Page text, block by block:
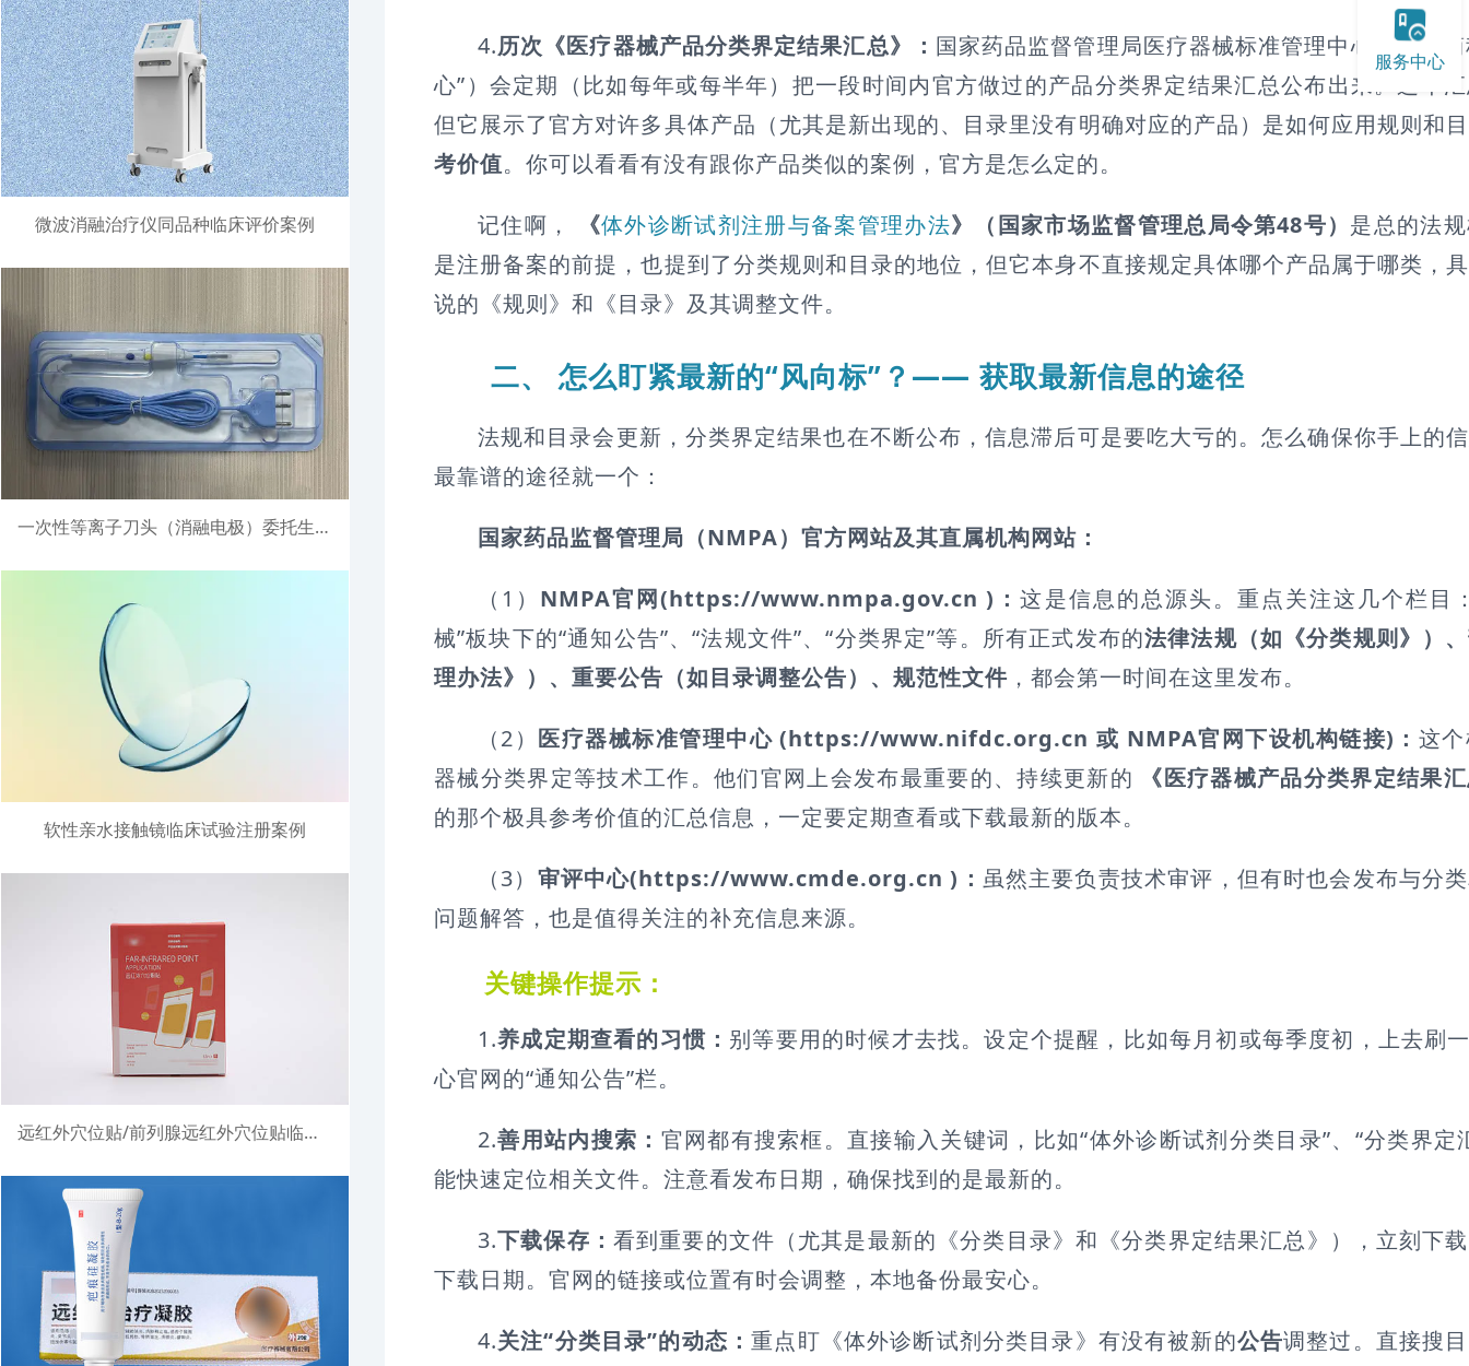
微波消融治疗仪同品种临床评价案例
一次性等离子刀头（消融电极）委托生产注册案例
软性亲水接触镜临床试验注册案例
远红外穴位贴/前列腺远红外穴位贴临床试验注册案例
4.历次《医疗器械产品分类界定结果汇总》： 国家药品监督管理局医疗器械标准管理中心（通常简
心”）会定期（比如每年或每半年）把一段时间内官方做过的产品分类界定结果汇总公布出来。这个
但它展示了官方对许多具体产品（尤其是新出现的、目录里没有明确对应的产品）是如何应用规则和
考价值。你可以看看有没有跟你产品类似的案例，官方是怎么定的。
记住啊， 《体外诊断试剂注册与备案管理办法》（国家市场监督管理总局令第48号） 是总的法
是注册备案的前提，也提到了分类规则和目录的地位，但它本身不直接规定具体哪个产品属于哪类，
说的《规则》和《目录》及其调整文件。
二、 怎么盯紧最新的“风向标”？—— 获取最新信息的途径
法规和目录会更新，分类界定结果也在不断公布，信息滞后可是要吃大亏的。怎么确保你手上的
最靠谱的途径就一个：
国家药品监督管理局（NMPA）官方网站及其直属机构网站：
（1） NMPA官网(https://www.nmpa.gov.cn )：这是信息的总源头。重点关注这几个栏目
械”板块下的“通知公告”、“法规文件”、“分类界定”等。所有正式发布的法律法规（如《分类规则》）
理办法》）、重要公告（如目录调整公告）、规范性文件 ，都会第一时间在这里发布。
（2） 医疗器械标准管理中心 (https://www.nifdc.org.cn 或 NMPA官网下设机构链接)： 这
器械分类界定等技术工作。他们官网上会发布最重要的、持续更新的
《医疗器械产品分类界定结果
的那个极具参考价值的汇总信息，一定要定期查看或下载最新的版本。
（3） 审评中心(https://www.cmde.org.cn )： 虽然主要负责技术审评，但有时也会发布与分
问题解答，也是值得关注的补充信息来源。
关键操作提示：
1.养成定期查看的习惯： 别等要用的时候才去找。设定个提醒，比如每月初或每季度初，上去刷
心官网的“通知公告”栏。
2.善用站内搜索： 官网都有搜索框。直接输入关键词，比如“体外诊断试剂分类目录”、“分类界定
能快速定位相关文件。注意看发布日期，确保找到的是最新的。
3.下载保存： 看到重要的文件（尤其是最新的《分类目录》和《分类界定结果汇总》），立刻下
下载日期。官网的链接或位置有时会调整，本地备份最安心。
4.关注“分类目录”的动态：重点盯《体外诊断试剂分类目录》有没有被新的公告调整过。直接搜
服务中心